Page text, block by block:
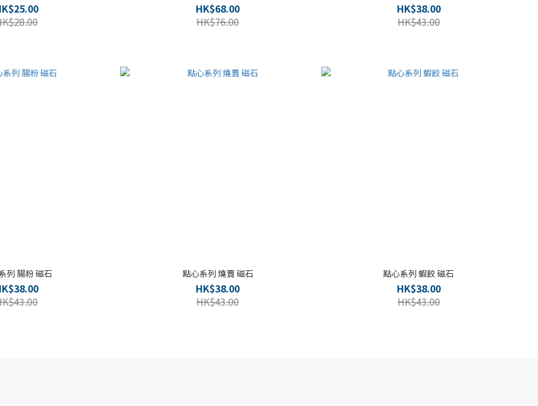
HK$68.00
HK$76.00
HK$38.00
HK$43.00
列 腸粉 磁石 點心系列 燒賣 磁石
HK$38.00
HK$43.00
點心系列 蝦餃 磁石
HK$38.00
HK$43.00